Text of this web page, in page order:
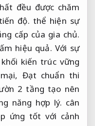
đều được chăm
độ. thể hiện sự
cấp của gia chủ.
hiệu quả. Với sự
kiến trúc vững
Đạt chuẩn thi
2 tầng tạo nên
năng hợp lý. cân
ứng tốt với cảnh